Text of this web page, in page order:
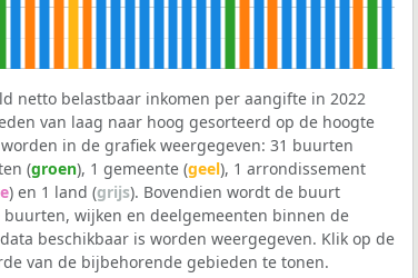
netto belastbaar inkomen per aangifte in 2022
van laag naar hoog gesorteerd op de hoogte
in de grafiek weergegeven: 31 buurten
(groen), 1 gemeente (geel), 1 arrondissement
) en 1 land (grijs). Bovendien wordt de buurt
buurten, wijken en deelgemeenten binnen de
beschikbaar is worden weergegeven. Klik op de
van de bijbehorende gebieden te tonen.